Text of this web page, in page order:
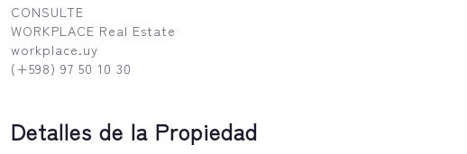
CONSULTE
WORKPLACE Real Estate
workplace.uy
(+598) 97 50 10 30
Detalles de la Propiedad